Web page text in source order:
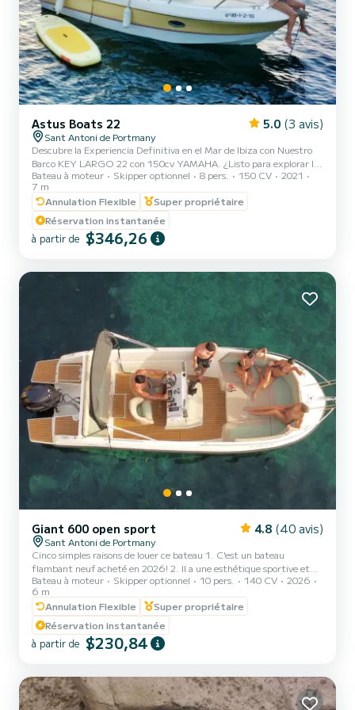
Astus Boats 22 5.0 (3 avis)
Sant Antoni de Portmany
Descubre la Experiencia Definitiva en el Mar de Ibiza con Nuestro
Barco KEY LARGO 22 con 150cv YAMAHA. ¿Listo para explorar las
aguas cristalinas de Ibiza? Con nuestro KEY LARGO 22 PREMIUN
BOAT 150CV Yamaha, podrás disfrutar de una aventura náutica
increible ¡Solo relájate y disfruta! ¿Por Qué Elegirnos? 1. MINIMO
TENER LICENCIA PNB DE NAVEGACION. Te ofrecemos un breve
entrenamiento antes de (Competidor menos bueno que SamBoat),
asegurando que puedas manejarlo con confianza. 2. Ubicación
Bateau à moteur Skipper optionnel 8 pers. 150 CV
2021
7 m
Annulation Flexible
Super propriétaire
Réservation instantanée
à partir de $346,26
Giant 600 open sport 4.8 (40 avis)
Sant Antoni de Portmany
Cinco simples raisons de louer ce bateau 1. C'est un bateau
flambant neuf acheté en 2026! 2. Il a une esthétique sportive et
élégante en même temps. 3. Il a un grand franc-bord qui rend la
navigation très stable et confortable, un bateau ouvert. 4. Le
grand auvent fournit suffisamment d'ombre pour profiter du soleil
à l'avant ou se mettre à l'abri du soleil à l'arrière. 5. LE SEUL
BATEAU DE SA CATÉGORIE 6 MÈTRES POUR 10 PERSONNES. Il
est plein d'extras : finitions en acier inoxydable...
Bateau à moteur Skipper optionnel 10 pers. 140 CV
2026
6 m
Annulation Flexible
Super propriétaire
Réservation instantanée
à partir de $230,84